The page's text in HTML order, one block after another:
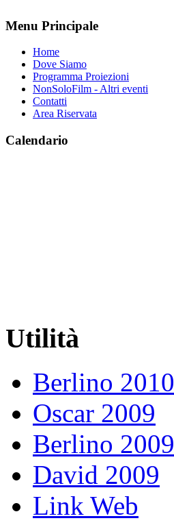
Menu Principale
Home
Dove Siamo
Programma Proiezioni
NonSoloFilm - Altri eventi
Contatti
Area Riservata
Calendario
Utilità
Berlino 2010
Oscar 2009
Berlino 2009
David 2009
Link Web